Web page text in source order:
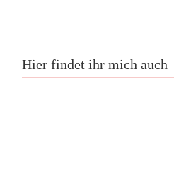
Hier findet ihr mich auch